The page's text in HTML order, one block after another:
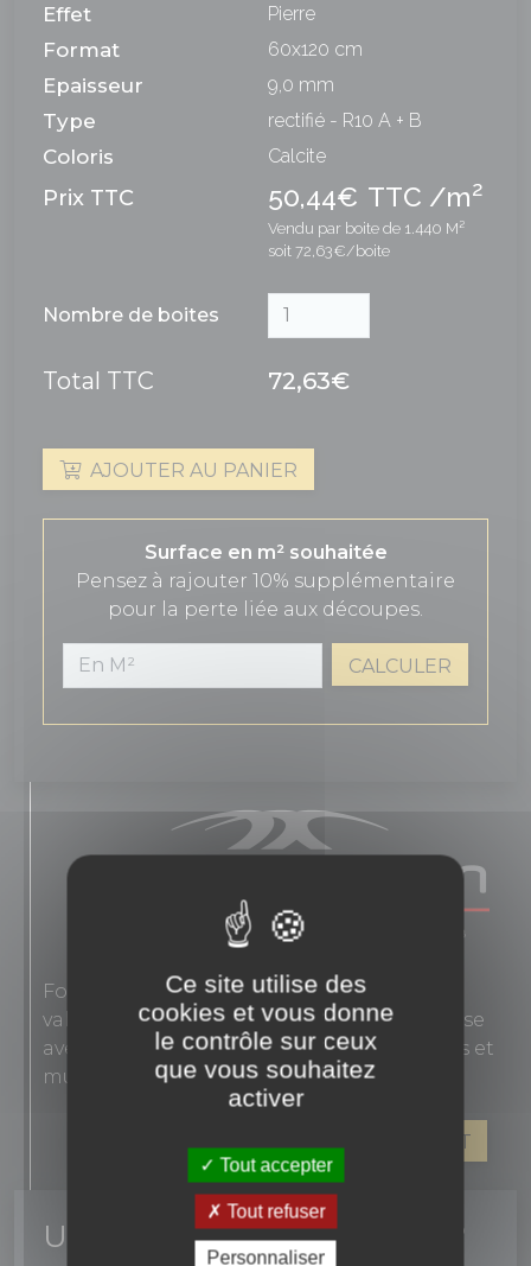
Effet Pierre
Format 60x120 cm
Epaisseur 9,0 mm
Type rectifié - R10 A + B
Coloris Calcite
Prix TTC 50,44€ TTC /m2
Vendu par boite de 1.440 M²
soit 72,63€/boite
Nombre de boites
Total TTC 72,63€
AJOUTER AU PANIER
Surface en m² souhaitée
Pensez à rajouter 10% supplémentaire
pour la perte liée aux découpes.
CALCULER
Fondée en 1863, Novoceram interprète les
valeurs authentiques de l'élégance française
avec des carreaux en grès cérame pour sols et
murs.
VOIR LES PRODUITS DE CE FABRICANT
Un conseil ? une question ?
Ce site utilise des
cookies et vous donne
le contrôle sur ceux
que vous souhaitez
activer
Tout accepter
Tout refuser
Personnaliser